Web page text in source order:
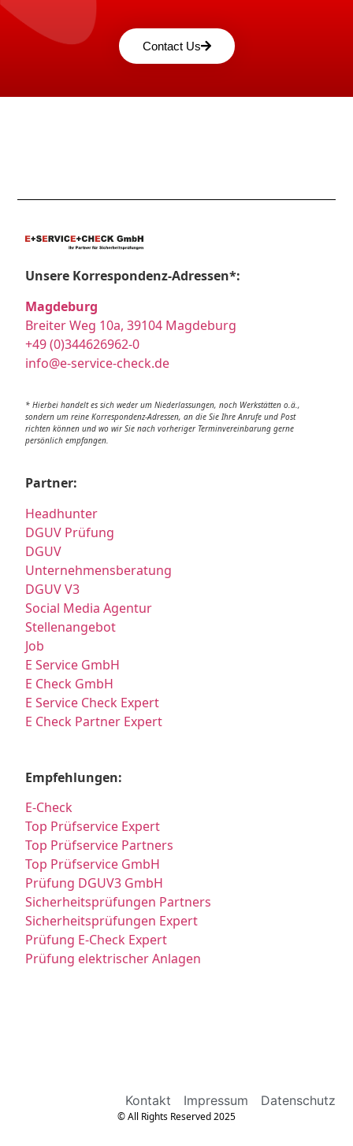
Contact Us
Unsere Korrespondenz-Adressen*:
Magdeburg
Breiter Weg 10a, 39104 Magdeburg
+49 (0)344626962-0
info@e-service-check.de
* Hierbei handelt es sich weder um Niederlassungen, noch Werkstätten o.ä.,
sondern um reine Korrespondenz-Adressen, an die Sie Ihre Anrufe und Post
richten können und wo wir Sie nach vorheriger Terminvereinbarung gerne
persönlich empfangen.
Partner:
Headhunter
DGUV Prüfung
DGUV
Unternehmensberatung
DGUV V3
Social Media Agentur
Stellenangebot
Job
E Service GmbH
E Check GmbH
E Service Check Expert
E Check Partner Expert
Empfehlungen:
E-Check
Top Prüfservice Expert
Top Prüfservice Partners
Top Prüfservice GmbH
Prüfung DGUV3 GmbH
Sicherheitsprüfungen Partners
Sicherheitsprüfungen Expert
Prüfung E-Check Expert
Prüfung elektrischer Anlagen
Kontakt Impressum Datenschutz
© All Rights Reserved 2025